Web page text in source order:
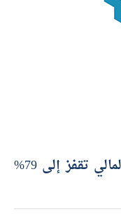
البنك المركزي: معدلات الشمول المالي تقفز إلى 79%